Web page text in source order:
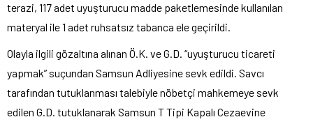
terazi, 117 adet uyuşturucu madde paketlemesinde kullanılan
materyal ile 1 adet ruhsatsız tabanca ele geçirildi.
Olayla ilgili gözaltına alınan Ö.K. ve G.D. “uyuşturucu ticareti
yapmak” suçundan Samsun Adliyesine sevk edildi. Savcı
tarafından tutuklanması talebiyle nöbetçi mahkemeye sevk
edilen G.D. tutuklanarak Samsun T Tipi Kapalı Cezaevine